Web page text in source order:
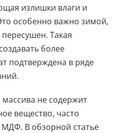
излишки влаги и
особенно важно зимой,
пересушен. Такая
более
подтверждена в ряде
не содержит
вещество, часто
В обзорной статье